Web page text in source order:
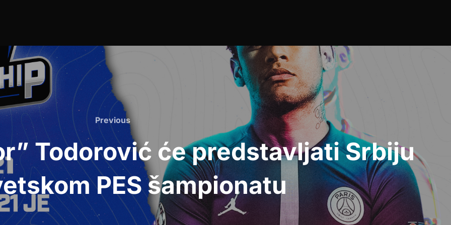
Previous
Previous
Todorović će predstavljati Srbiju
PES šampionatu